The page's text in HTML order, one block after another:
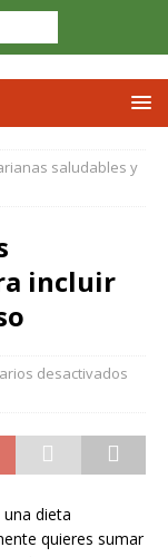
saludables y
incluir
desactivados
dieta
quieres sumar